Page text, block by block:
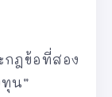
กฎข้อที่สอง
น”